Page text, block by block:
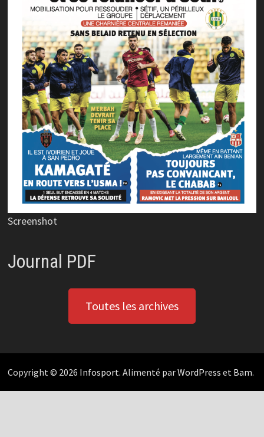
Screenshot
Journal PDF
Toutes les archives
Copyright © 2026 Infosport. Alimenté parWordPress et Bam.